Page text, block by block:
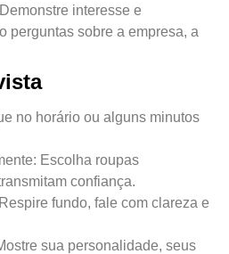
interesse e
perguntas sobre a empresa, a
no horário ou alguns minutos
: Escolha roupas
confiança.
fundo, fale com clareza e
sua personalidade, seus